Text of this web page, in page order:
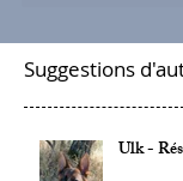
Suggestions
Ulk -